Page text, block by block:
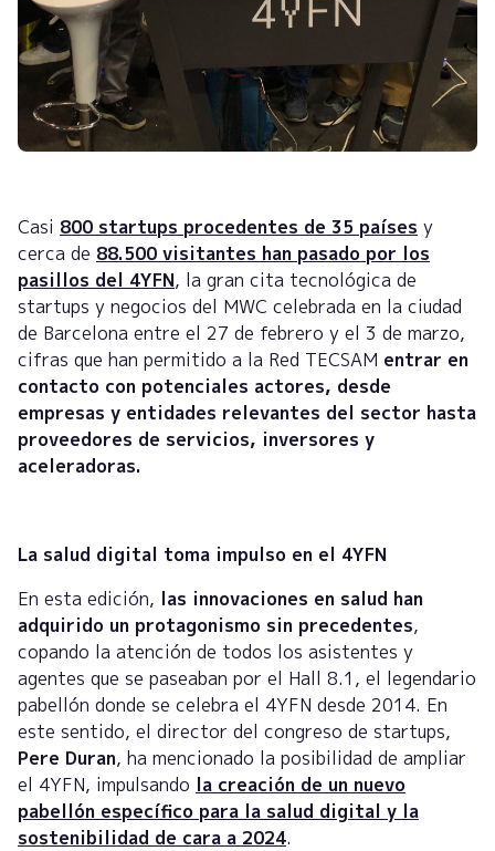
Casi 800 startups procedentes de 35 países y
cerca de 88.500 visitantes han pasado por los
pasillos del 4YFN, la gran cita tecnológica de
startups y negocios del MWC celebrada en la ciudad
de Barcelona entre el 27 de febrero y el 3 de marzo,
cifras que han permitido a la Red TECSAM entrar en
contacto con potenciales actores, desde
empresas y entidades relevantes del sector hasta
proveedores de servicios, inversores y
aceleradoras.
La salud digital toma impulso en el 4YFN
En esta edición, las innovaciones en salud han
adquirido un protagonismo sin precedentes,
copando la atención de todos los asistentes y
agentes que se paseaban por el Hall 8.1, el legendario
pabellón donde se celebra el 4YFN desde 2014. En
este sentido, el director del congreso de startups,
Pere Duran, ha mencionado la posibilidad de ampliar
el 4YFN, impulsando la creación de un nuevo
pabellón específico para la salud digital y la
sostenibilidad de cara a 2024.